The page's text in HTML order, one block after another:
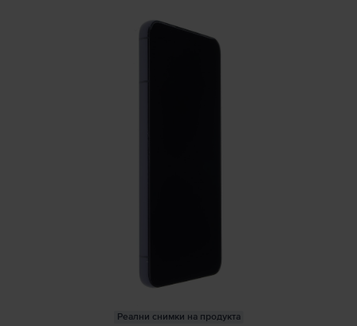
Реални снимки на продукта